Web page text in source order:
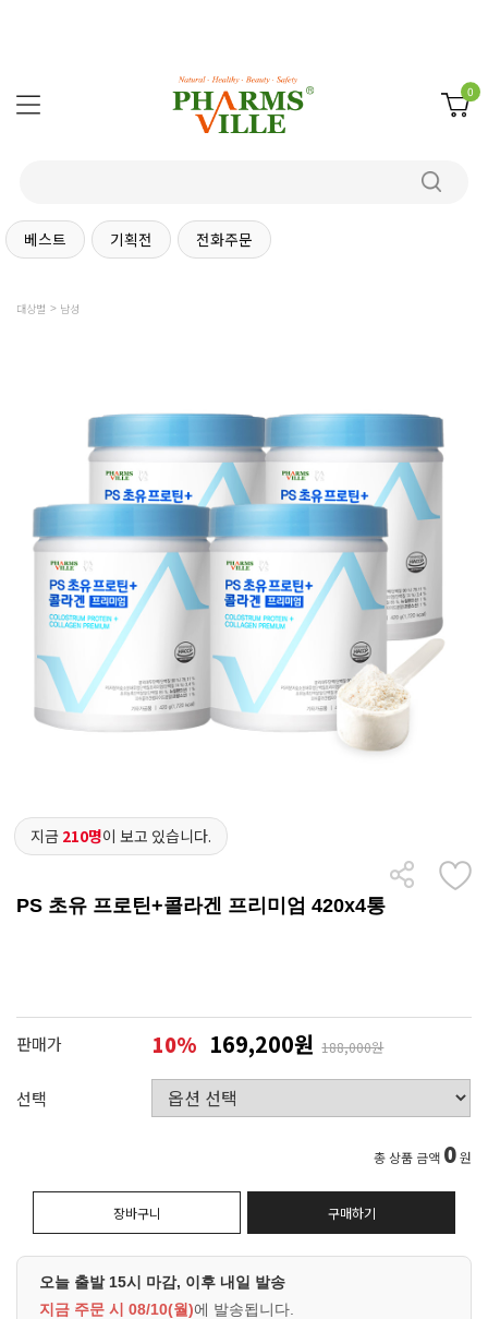
0
베스트 기획전 전화주문
대상별 남성
지금 210명이 보고 있습니다.
PS 초유 프로틴+콜라겐 프리미엄 420x4통
판매가 10% 169,200원 188,000원
선택
총 상품 금액 0원
장바구니 구매하기
오늘 출발 15시 마감, 이후 내일 발송
지금 주문 시 08/10(월)에 발송됩니다.